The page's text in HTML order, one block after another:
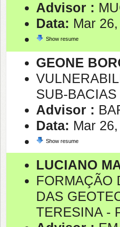
Advisor :
Data: Mar
Show resume
GEONE
SUB-
Advisor :
Data: Mar
Show resume
LUCIANO
FORMAÇÃO
DAS
TERESINA -